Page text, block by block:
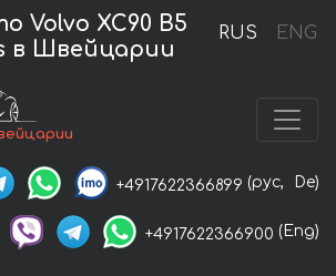
RUS ENG
Volvo XC90 B5
в Швейцарии
+4917622366899 (рус, De)
+4917622366900 (Eng)